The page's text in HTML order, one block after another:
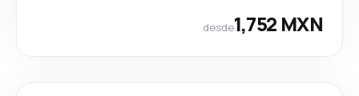
desde1,752 MXN